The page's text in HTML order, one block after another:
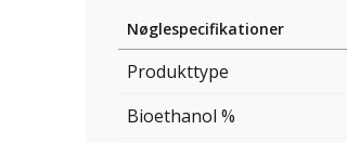
Nøglespecifikationer
Produkttype
Bioethanol %